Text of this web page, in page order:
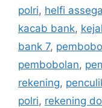
polri, helfi
kacab bank,
bank 7,
pembobolan,
rekening,
polri, rekening